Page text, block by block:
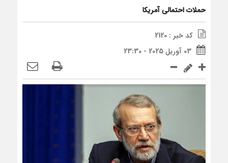
حملات احتمالی آمریکا
کد خبر : 2120
03 آوریل 2025 - 23:30